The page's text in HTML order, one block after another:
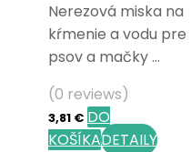
Nerezová miska na
kŕmenie a vodu pre
psov a mačky …
(0 reviews)
3,81 € DO
KOŠÍKADETAILY